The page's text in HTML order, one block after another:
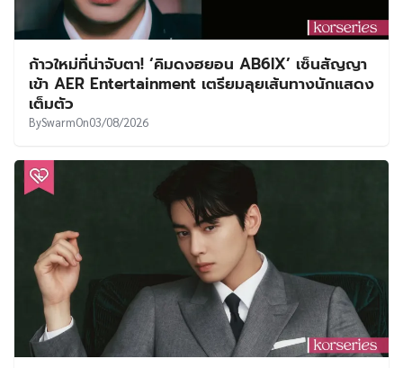
ก้าวใหม่ที่น่าจับตา! ‘คิมดงฮยอน AB6IX’ เซ็นสัญญา
เข้า AER Entertainment เตรียมลุยเส้นทางนักแสดง
เต็มตัว
BySwarmOn03/08/2026